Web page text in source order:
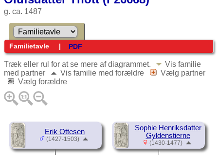
g. ca. 1487
Familietavle | PDF
Træk eller rul for at se mere af diagrammet.
Vis familie
med partner
Vis familie med forældre
Vælg partner
Vælg forældre
Erik Ottesen
(1427-1503)
Sophie Henriksdatter
Gyldenstierne
(1430-1477)